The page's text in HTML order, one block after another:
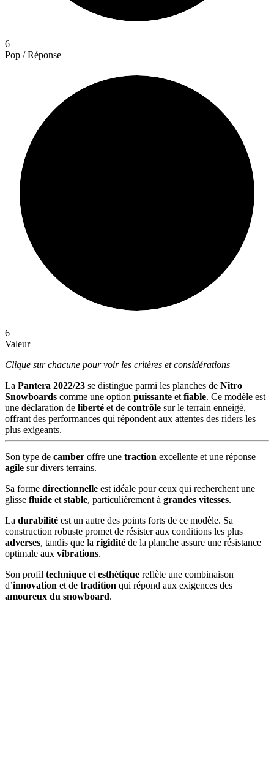
6
Pop / Réponse
6
Valeur
Clique sur chacune pour voir les critères et considérations
La Pantera 2022/23 se distingue parmi les planches de Nitro
Snowboards comme une option puissante et fiable. Ce modèle est
une déclaration de liberté et de contrôle sur le terrain enneigé,
offrant des performances qui répondent aux attentes des riders les
plus exigeants.
Son type de camber offre une traction excellente et une réponse
agile sur divers terrains.
Sa forme directionnelle est idéale pour ceux qui recherchent une
glisse fluide et stable, particulièrement à grandes vitesses.
La durabilité est un autre des points forts de ce modèle. Sa
construction robuste promet de résister aux conditions les plus
adverses, tandis que la rigidité de la planche assure une résistance
optimale aux vibrations.
Son profil technique et esthétique reflète une combinaison
d’innovation et de tradition qui répond aux exigences des
amoureux du snowboard.